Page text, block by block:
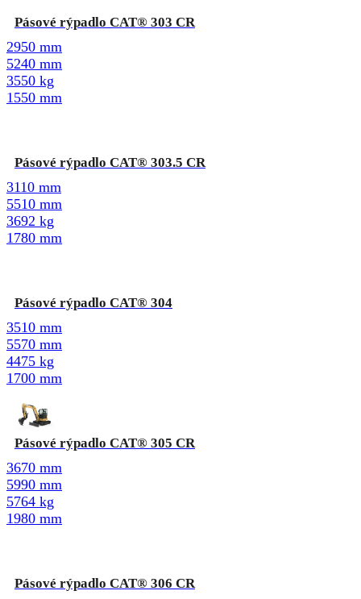
Pásové rýpadlo CAT® 303 CR
2950 mm
5240 mm
3550 kg
1550 mm
Pásové rýpadlo CAT® 303.5 CR
3110 mm
5510 mm
3692 kg
1780 mm
Pásové rýpadlo CAT® 304
3510 mm
5570 mm
4475 kg
1700 mm
Pásové rýpadlo CAT® 305 CR
3670 mm
5990 mm
5764 kg
1980 mm
Pásové rýpadlo CAT® 306 CR